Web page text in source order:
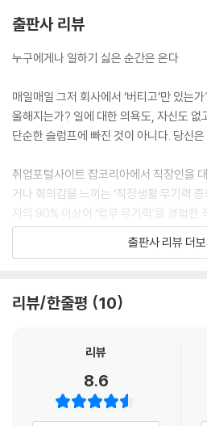
자연에서 배우는 행동 지속력: 수족관에서
5. 의지: 의지를 깨워 집중력을 높여라
성공으로 이끄는 열쇠, 자기 절제
무기력할수록 한 가지에만 집중하라
자연에서 배우는 의지의 힘: 뱀을 죽인 작
마음 디톡스_내가 만난 아모르 파티
PART 04. 무기력 극복이 주는 세 가지 선물
1. 무기력이 탁월함으로
어떻게 아라미스 공은 세계 최고가 되었나
하나에 집중할 때 창의성도 생긴다
2. 무기력이 마음의 성장으로
인간은 일할 때 성장한다
오늘 깨어 당신의 일을 하라
3. 무기력이 자신과의 평화로
('일중독일수록 무기력에 빠지기 쉽다’ 중
수 없을 거야’라는 부정적인 인지와 감정
품을 만들려고 그러는 것’이라고 생각하자
는 사람은 없다. 무기력은 창조적인 것을
자신을 누군가의 노예, 즉 낙타라고 생각
힘들다. 이미 성공의 경험이 있고 유능감
가의 지배를 받는 통제 불가능을 경험하
수 있다. 남이 시키는 일, 의미 없는 노동은
말하지만, 우리는 자신의 일을 해야 한다.
('지시받는다고 생각하면 유능감이 사라진
믿게 하여 실제로도 일하지 못하게 만들고
게 해버리는 그 근원에 인지의 왜곡이 있
확보가 우선이다. 반면 게으름으로 일을
은 있지만 해본 적이 없기에 자신감이 다
출판사 리뷰
누구에게나 일하기 싫은 순간은 온다
매일매일 그저 회사에서 ‘버티고’만 있는
울해지는가? 일에 대한 의욕도, 자신도
단순한 슬럼프에 빠진 것이 아니다. 당신
취업포털사이트 잡코리아에서 직장인을
거나 회의감을 느끼는 ‘직장생활 무기력
자의 90% 이상이 ‘업무 무기력’을 경험
년 한국경영자총협회의 조사에 따르면,
27%에 달했다고 한다. 네 명 중 한 명이 입
오히려 업무 무기력에 빠진 이유를 제대로
출판사 리뷰 더
리뷰/한줄평 10
리뷰
8.6